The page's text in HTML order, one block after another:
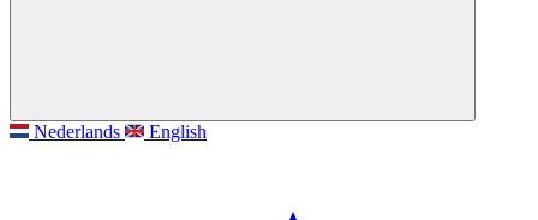
Nederlands English